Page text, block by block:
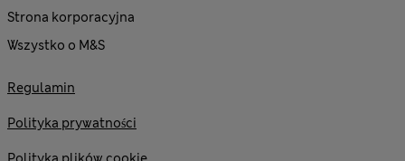
Strona korporacyjna
Wszystko o M&S
Regulamin
Polityka prywatności